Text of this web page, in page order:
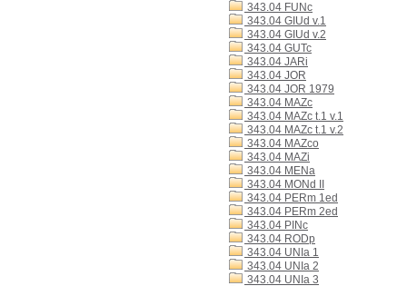
343.04 FUNc
343.04 GIUd v.1
343.04 GIUd v.2
343.04 GUTc
343.04 JARi
343.04 JOR
343.04 JOR 1979
343.04 MAZc
343.04 MAZc t.1 v.1
343.04 MAZc t.1 v.2
343.04 MAZco
343.04 MAZi
343.04 MENa
343.04 MONd II
343.04 PERm 1ed
343.04 PERm 2ed
343.04 PINc
343.04 RODp
343.04 UNIa 1
343.04 UNIa 2
343.04 UNIa 3